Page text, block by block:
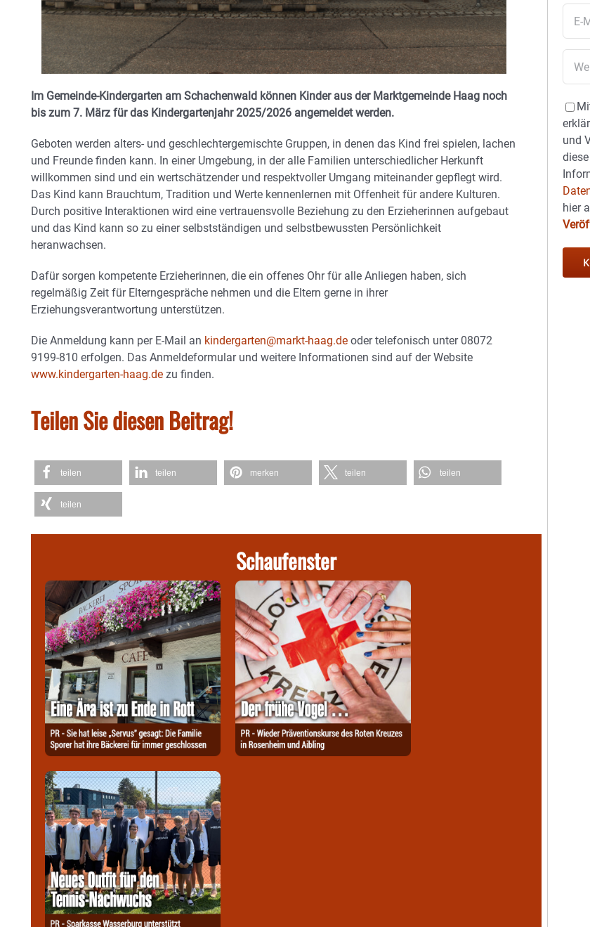
Im Gemeinde-Kindergarten am Schachenwald können Kinder aus der Marktgemeinde Haag noch
bis zum 7. März für das Kindergartenjahr 2025/2026 angemeldet werden.
Geboten werden alters- und geschlechtergemischte Gruppen, in denen das Kind frei spielen, lachen
und Freunde finden kann. In einer Umgebung, in der alle Familien unterschiedlicher Herkunft
willkommen sind und ein wertschätzender und respektvoller Umgang miteinander gepflegt wird.
Das Kind kann Brauchtum, Tradition und Werte kennenlernen mit Offenheit für andere Kulturen.
Durch positive Interaktionen wird eine vertrauensvolle Beziehung zu den Erzieherinnen aufgebaut
und das Kind kann so zu einer selbstständigen und selbstbewussten Persönlichkeit
heranwachsen.
Dafür sorgen kompetente Erzieherinnen, die ein offenes Ohr für alle Anliegen haben, sich
regelmäßig Zeit für Elterngespräche nehmen und die Eltern gerne in ihrer
Erziehungsverantwortung unterstützen.
Die Anmeldung kann per E-Mail an kindergarten@markt-haag.de oder telefonisch unter 08072
9199-810 erfolgen. Das Anmeldeformular und weitere Informationen sind auf der Website
www.kindergarten-haag.de zu finden.
Teilen Sie diesen Beitrag!
teilen teilen merken teilen teilen
teilen
Schaufenster
und
hier